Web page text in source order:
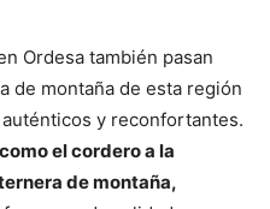
Ordesa también pasan
de montaña de esta región
y reconfortantes.
el cordero a la
de montaña,